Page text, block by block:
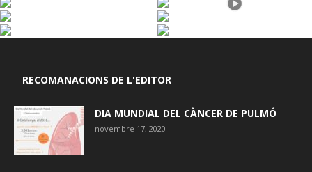
RECOMANACIONS DE L'EDITOR
DIA MUNDIAL DEL CÀNCER DE PULMÓ
novembre 17, 2020